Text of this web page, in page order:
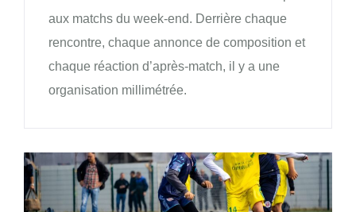
aux matchs du week-end. Derrière chaque
rencontre, chaque annonce de composition et
chaque réaction d’après-match, il y a une
organisation millimétrée.